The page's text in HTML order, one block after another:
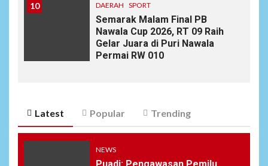
10 DAERAH SPORT
Semarak Malam Final PB
Nawala Cup 2026, RT 09 Raih
Gelar Juara di Puri Nawala
Permai RW 010
Latest Popular Trending
NEWS